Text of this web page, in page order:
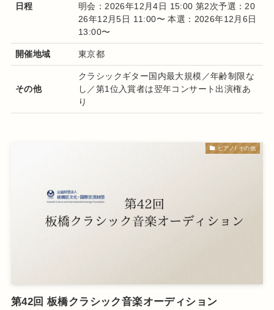
日程
明会：2026年12月4日 15:00 第2次予選：20
26年12月5日 11:00〜 本選：2026年12月6日
13:00〜
開催地域 東京都
その他
クラシックギター国内最大規模／年齢制限な
し／第1位入賞者は翌年コンサート出演権あ
り
ピアノ/ その他
第42回 板橋クラシック音楽オーディション